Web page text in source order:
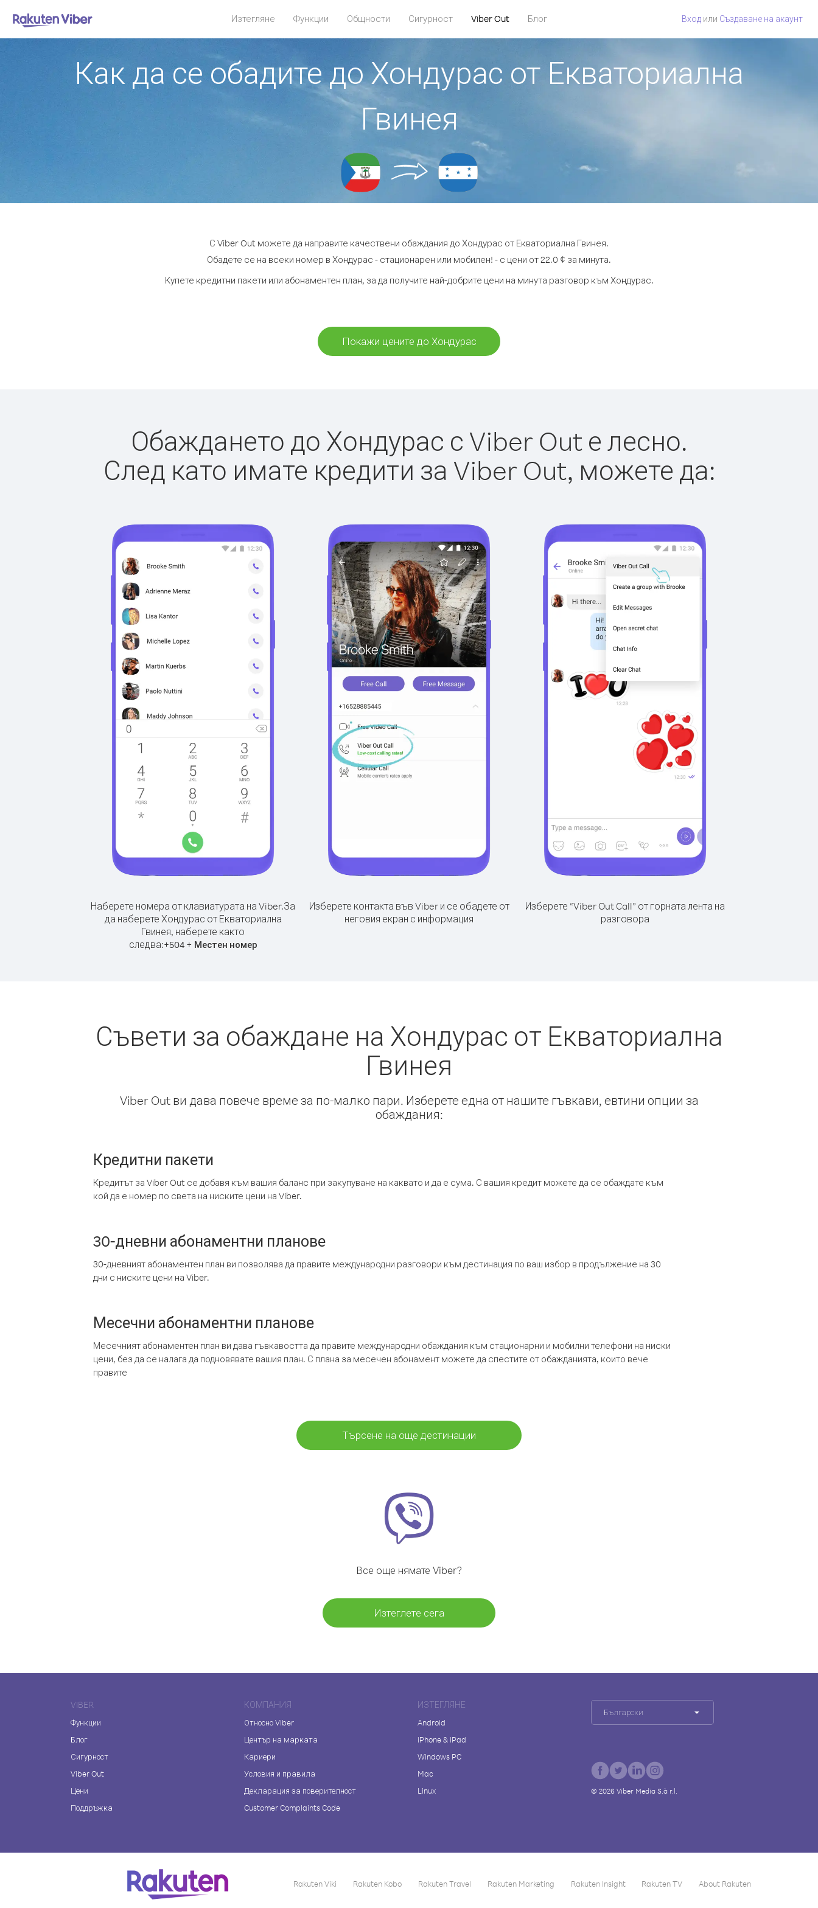
Изтегляне Функции Общности Сигурност Viber Out Блог Вход или Създаване на акаунт
Как да се обадите до Хондурас от Екваториална
Гвинея
С Viber Out можете да направите качествени обаждания до Хондурас от Екваториална Гвинея.
Обадете се на всеки номер в Хондурас - стационарен или мобилен! - с цени от 22.0 ¢ за минута.
Купете кредитни пакети или абонаментен план, за да получите най-добрите цени на минута разговор към Хондурас.
Покажи цените до Хондурас
Обаждането до Хондурас с Viber Out е лесно.
След като имате кредити за Viber Out, можете да:
Наберете номера от клавиатурата на Viber.За
да наберете Хондурас от Екваториална
Гвинея, наберете както
следва:+504+ Местен номер
Изберете контакта във Viber и се обадете от
неговия екран с информация
Изберете “Viber Out Call” от горната лента на
разговора
Съвети за обаждане на Хондурас от Екваториална
Гвинея
Viber Out ви дава повече време за по-малко пари. Изберете една от нашите гъвкави, евтини опции за
обаждания:
Кредитни пакети
Кредитът за Viber Out се добавя към вашия баланс при закупуване на каквато и да е сума. С вашия кредит можете да се обаждате към
кой да е номер по света на ниските цени на Viber.
30-дневни абонаментни планове
30-дневният абонаментен план ви позволява да правите международни разговори към дестинация по ваш избор в продължение на 30
дни с ниските цени на Viber.
Месечни абонаментни планове
Месечният абонаментен план ви дава гъвкавостта да правите международни обаждания към стационарни и мобилни телефони на ниски
цени, без да се налага да подновявате вашия план. С плана за месечен абонамент можете да спестите от обажданията, които вече
правите
Търсене на още дестинации
Все още нямате Viber?
Изтеглете сега
VIBER
Функции
Блог
Сигурност
Viber Out
Цени
Поддръжка
КОМПАНИЯ
Относно Viber
Център на марката
Кариери
Условия и правила
Декларация за поверителност
Customer Complaints Code
ИЗТЕГЛЯНЕ
Android
iPhone & iPad
Windows PC
Mac
Linux
Български
© 2026 Viber Media S.à r.l.
Rakuten Viki Rakuten Kobo Rakuten Travel Rakuten Marketing Rakuten Insight Rakuten TV About Rakuten